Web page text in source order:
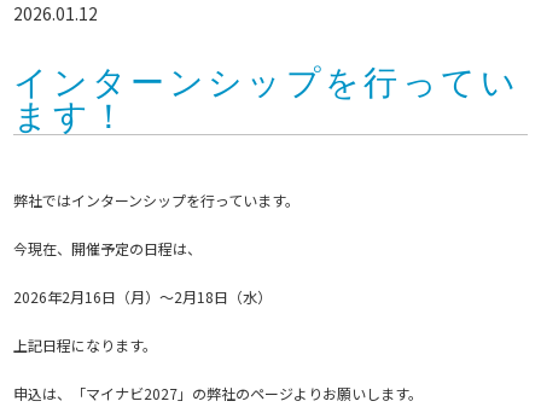
2026.01.12
インターンシップを行ってい
ます！
弊社ではインターンシップを行っています。
今現在、開催予定の日程は、
2026年2月16日（月）～2月18日（水）
上記日程になります。
申込は、「マイナビ2027」の弊社のページよりお願いします。